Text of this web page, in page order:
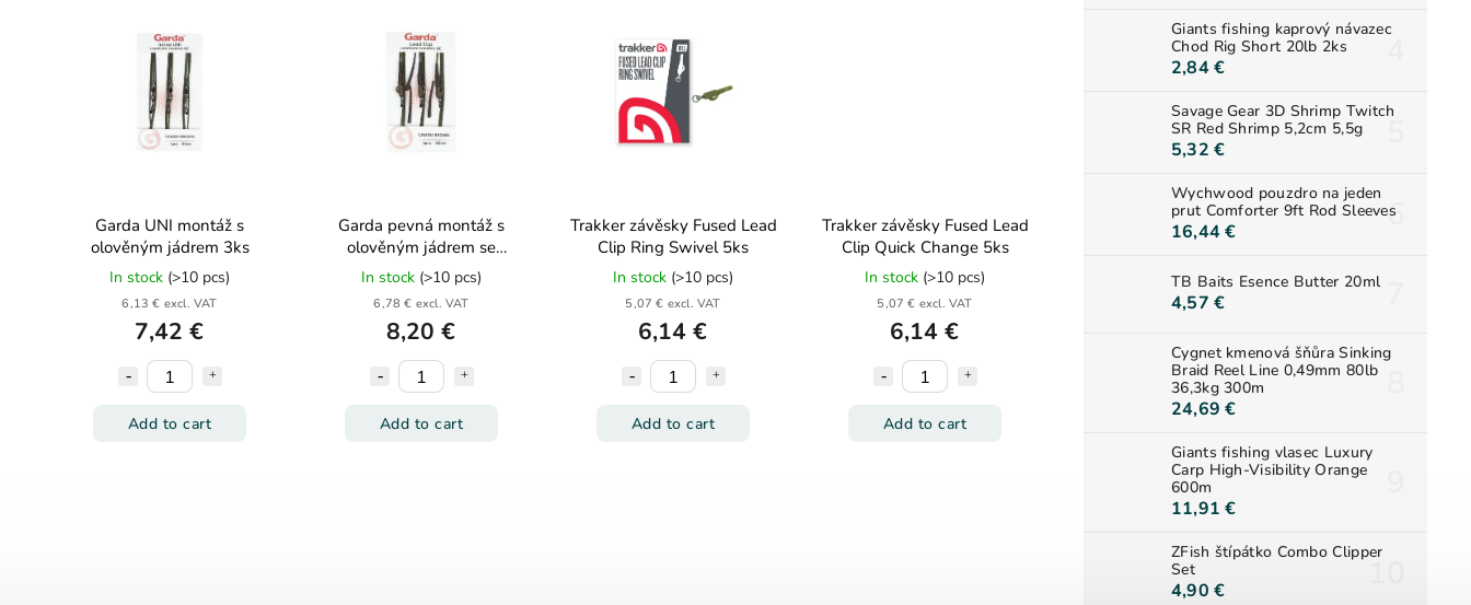
Giants fishing kaprový návazec
Chod Rig Short 20lb 2ks
2,84 €
Savage Gear 3D Shrimp Twitch
SR Red Shrimp 5,2cm 5,5g
5,32 €
Wychwood pouzdro na jeden
prut Comforter 9ft Rod Sleeves
16,44 €
TB Baits Esence Butter 20ml
4,57 €
Cygnet kmenová šňůra Sinking
Braid Reel Line 0,49mm 80lb
36,3kg 300m
24,69 €
Giants fishing vlasec Luxury
Carp High-Visibility Orange
600m
11,91 €
ZFish štípátko Combo Clipper
Set
4,90 €
Garda UNI montáž s
olověným jádrem 3ks
In stock (>10 pcs)
6,13 € excl. VAT
7,42 €
Add to cart
Garda pevná montáž s
olověným jádrem se
závěskou 3ks
In stock (>10 pcs)
6,78 € excl. VAT
8,20 €
Add to cart
Trakker závěsky Fused Lead
Clip Ring Swivel 5ks
In stock (>10 pcs)
5,07 € excl. VAT
6,14 €
Add to cart
Trakker závěsky Fused Lead
Clip Quick Change 5ks
In stock (>10 pcs)
5,07 € excl. VAT
6,14 €
Add to cart